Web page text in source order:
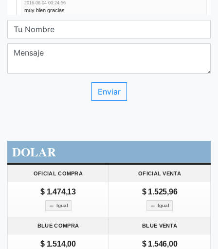
DOLAR
OFICIAL COMPRA OFICIAL VENTA
$ 1.474,13
Igual
$ 1.525,96
Igual
BLUE COMPRA BLUE VENTA
$ 1.514,00 $ 1.546,00